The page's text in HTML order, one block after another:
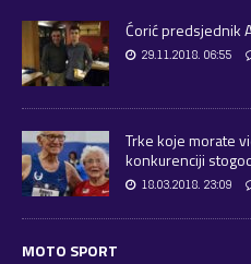
Ćorić predsjednik
29.11.2018. 06:55
Trke koje morate
konkurenciji
18.03.2018. 23:09
MOTO SPORT